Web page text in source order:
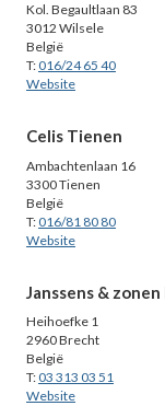
Kol. Begaultlaan 83
3012 Wilsele
België
T:016/24 65 40
Website
Celis Tienen
Ambachtenlaan 16
3300 Tienen
België
T:016/81 80 80
Website
Janssens & zonen
Heihoefke 1
2960 Brecht
België
T:03 313 03 51
Website